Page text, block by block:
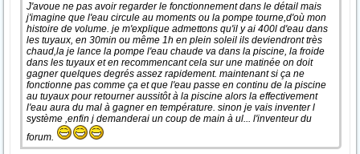
J'avoue ne pas avoir regarder le fonctionnement dans le détail mais
j'imagine que l'eau circule au moments ou la pompe tourne,d'où mon
histoire de volume. je m'explique admettons qu'il y ai 400l d'eau dans
les tuyaux, en 30min ou même 1h en plein soleil ils deviendront très
chaud,la je lance la pompe l'eau chaude va dans la piscine, la froide
dans les tuyaux et en recommencant cela sur une matinée on doit
gagner quelques degrés assez rapidement. maintenant si ça ne
fonctionne pas comme ça et que l'eau passe en continu de la piscine
au tuyaux pour retourner aussitôt à la piscine alors la effectivement
l'eau aura du mal à gagner en température. sinon je vais inventer l
système ,enfin j demanderai un coup de main à ul... l'inventeur du
forum.